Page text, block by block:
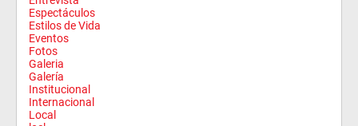
Espectáculos
Estilos de Vida
Eventos
Fotos
Galeria
Galería
Institucional
Internacional
Local